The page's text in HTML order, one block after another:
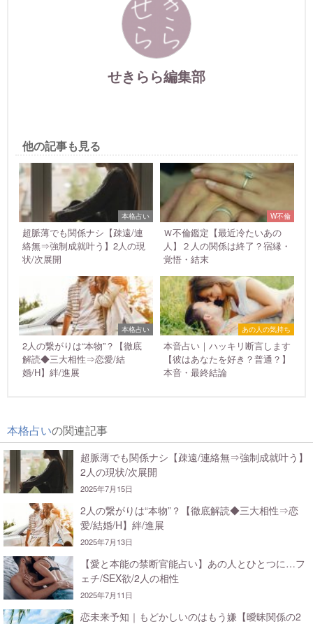
せきらら編集部
他の記事も見る
本格占い
超脈薄でも関係ナシ【疎遠/連
絡無⇒強制成就叶う】2人の現
状/次展開
W不倫
Ｗ不倫鑑定【最近冷たいあの
人】２人の関係は終了？宿縁・
覚悟・結末
本格占い
2人の繋がりは“本物”？【徹底
解読◆三大相性⇒恋愛/結
婚/H】絆/進展
あの人の気持ち
本音占い｜ハッキリ断言します
【彼はあなたを好き？普通？】
本音・最終結論
本格占いの関連記事
超脈薄でも関係ナシ【疎遠/連絡無⇒強制成就叶う】
2人の現状/次展開
2025年7月15日
2人の繋がりは“本物”？【徹底解読◆三大相性⇒恋
愛/結婚/H】絆/進展
2025年7月13日
【愛と本能の禁断官能占い】あの人とひとつに…フ
ェチ/SEX欲/2人の相性
2025年7月11日
恋未来予知｜もどかしいのはもう嫌【曖昧関係の2